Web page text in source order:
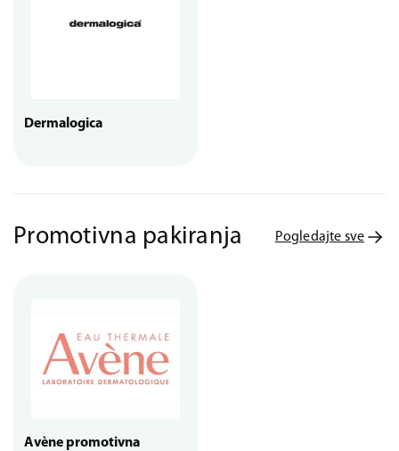
Dermalogica
Promotivna pakiranja Pogledajte sve
Avène promotivna